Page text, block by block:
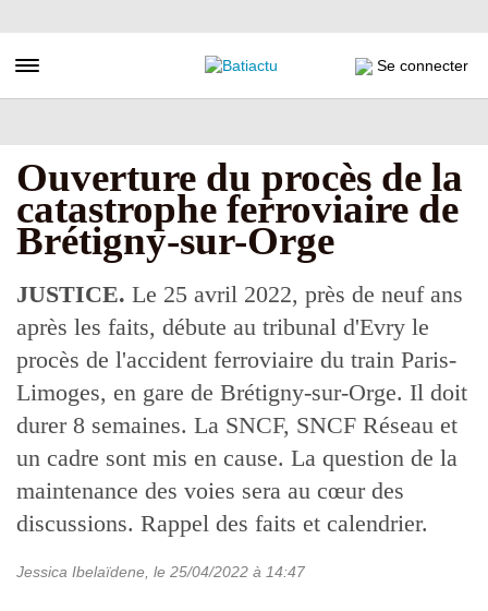
au
principal
Toggle navigation Se connecter
Ouverture du procès de la
catastrophe ferroviaire de
Brétigny-sur-Orge
JUSTICE. Le 25 avril 2022, près de neuf ans
après les faits, débute au tribunal d'Evry le
procès de l'accident ferroviaire du train Paris-
Limoges, en gare de Brétigny-sur-Orge. Il doit
durer 8 semaines. La SNCF, SNCF Réseau et
un cadre sont mis en cause. La question de la
maintenance des voies sera au cœur des
discussions. Rappel des faits et calendrier.
Jessica Ibelaïdene , le 25/04/2022 à 14:47